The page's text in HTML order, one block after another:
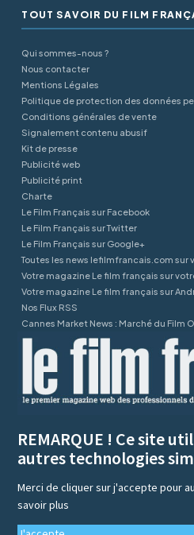
TOUT SAVOIR DU FILM
Qui sommes-nous ?
Nous contacter
Mentions Légales
Politique de protection des données
Conditions générales de vente
Signalement contenu abusif
Kit de presse
Publicité web
Publicité print
Charte
Le Film Français sur Facebook
Le Film Français sur Twitter
Le Film Français sur Google+
Toutes les news lefilmfrancais.com sur
Votre magazine Le film français sur
Votre magazine Le film français sur
Nos Flux RSS
Cannes Market News : Marché du Film
REMARQUE ! Ce site
autres technologies
Merci de cliquer sur j'accepte pour
savoir plus